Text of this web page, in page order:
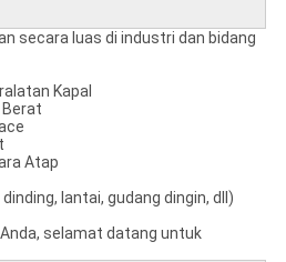
secara luas di industri dan bidang
Kapal
Berat
Atap
lantai, gudang dingin, dll)
selamat datang untuk